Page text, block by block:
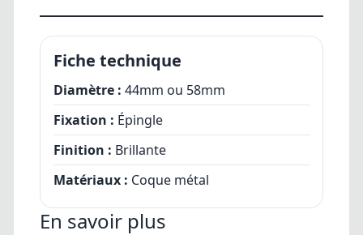
En savoir plus
Fiche technique
Diamètre : 44mm ou 58mm
Fixation : Épingle
Finition : Brillante
Matériaux : Coque métal